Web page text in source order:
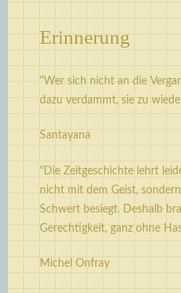
Erinnerung
"Wer sich nicht an die
dazu verdammt, sie zu
Santayana
"Die Zeitgeschichte lehrt
nicht mit dem Geist,
Schwert besiegt. Deshalb
Gerechtigkeit, ganz ohne
Michel Onfray